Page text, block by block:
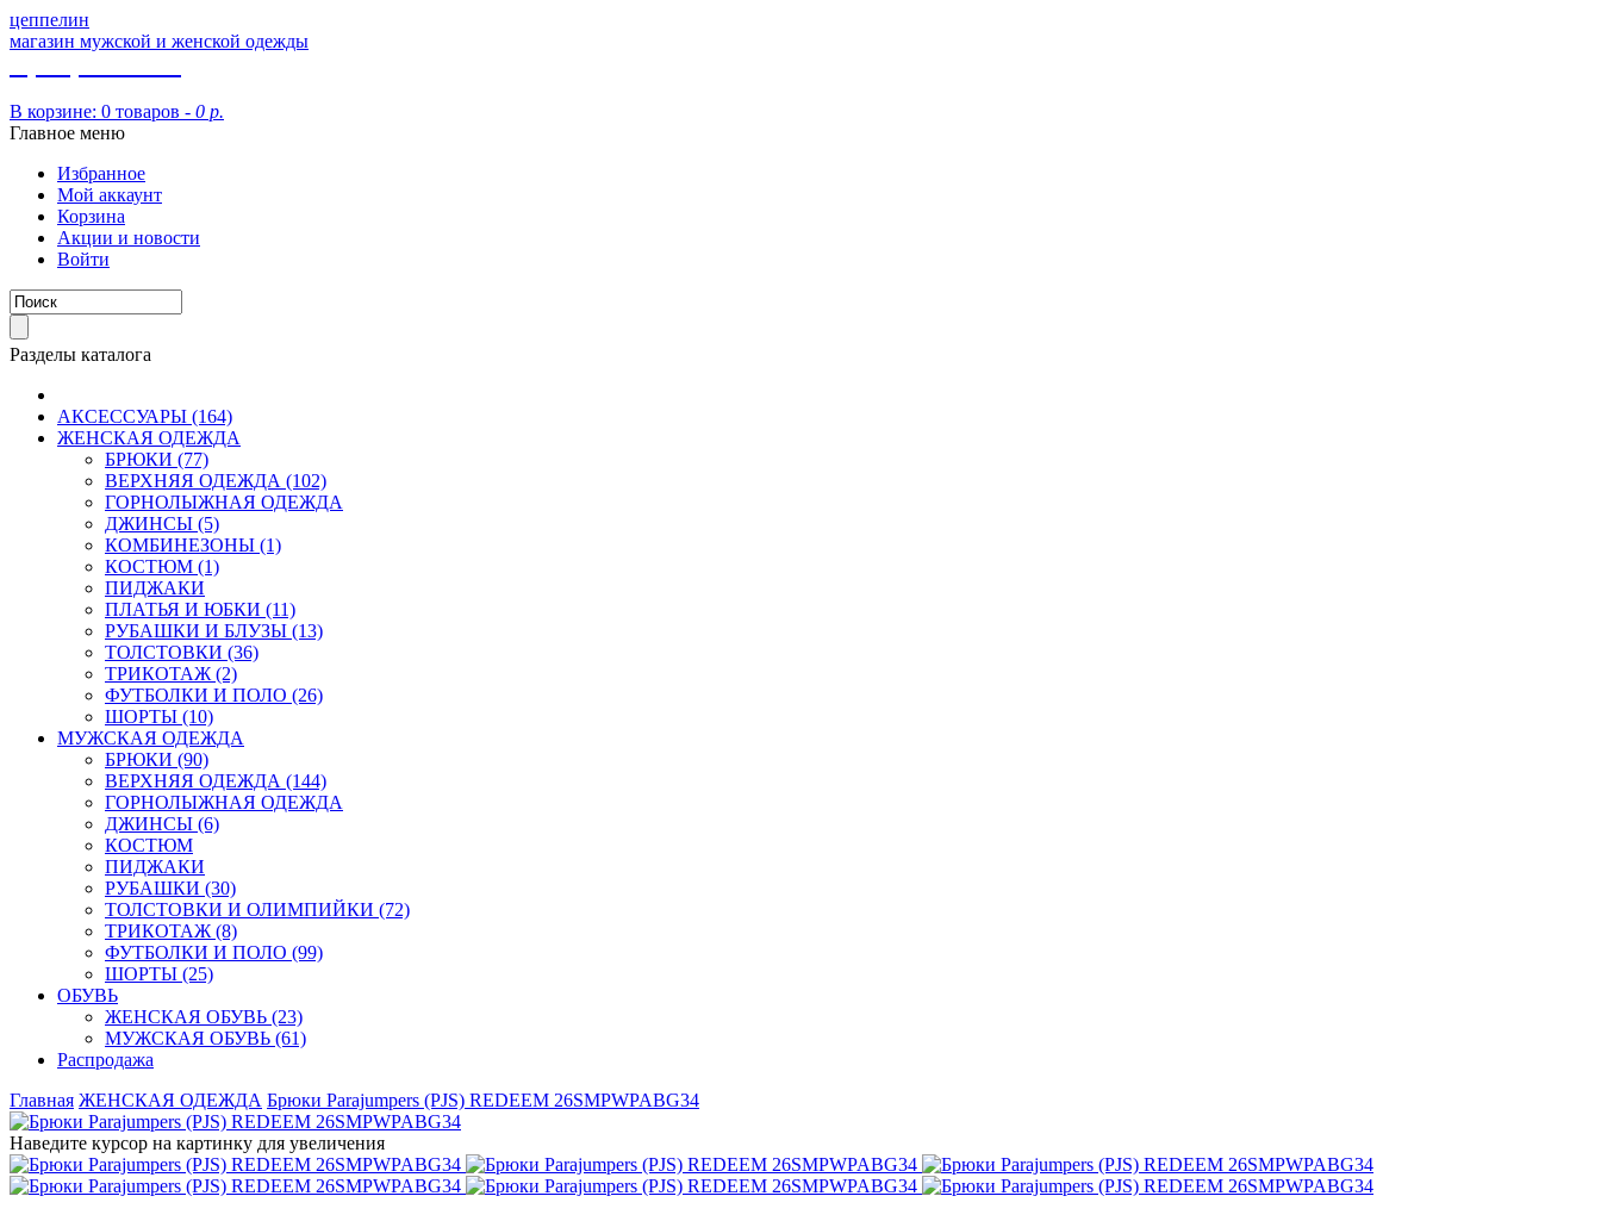
цеппелин
магазин мужской и женской одежды
В корзине: 0 товаров - 0 р.
Главное меню
Избранное
Мой аккаунт
Корзина
Акции и новости
Войти
Разделы каталога
АКСЕССУАРЫ (164)
ЖЕНСКАЯ ОДЕЖДА
БРЮКИ (77)
ВЕРХНЯЯ ОДЕЖДА (102)
ГОРНОЛЫЖНАЯ ОДЕЖДА
ДЖИНСЫ (5)
КОМБИНЕЗОНЫ (1)
КОСТЮМ (1)
ПИДЖАКИ
ПЛАТЬЯ И ЮБКИ (11)
РУБАШКИ И БЛУЗЫ (13)
ТОЛСТОВКИ (36)
ТРИКОТАЖ (2)
ФУТБОЛКИ И ПОЛО (26)
ШОРТЫ (10)
МУЖСКАЯ ОДЕЖДА
БРЮКИ (90)
ВЕРХНЯЯ ОДЕЖДА (144)
ГОРНОЛЫЖНАЯ ОДЕЖДА
ДЖИНСЫ (6)
КОСТЮМ
ПИДЖАКИ
РУБАШКИ (30)
ТОЛСТОВКИ И ОЛИМПИЙКИ (72)
ТРИКОТАЖ (8)
ФУТБОЛКИ И ПОЛО (99)
ШОРТЫ (25)
ОБУВЬ
ЖЕНСКАЯ ОБУВЬ (23)
МУЖСКАЯ ОБУВЬ (61)
Распродажа
Главная ЖЕНСКАЯ ОДЕЖДА Брюки Parajumpers (PJS) REDEEM 26SMPWPABG34
Наведите курсор на картинку для увеличения